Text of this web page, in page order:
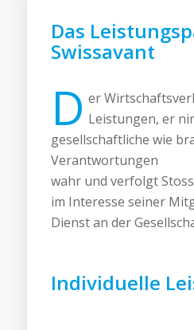
Das
Swissavant
D er
Leistungen, er
gesellschaftliche wie
Verantwortungen
wahr und verfolgt
im Interesse seiner
Dienst an der
Individuelle